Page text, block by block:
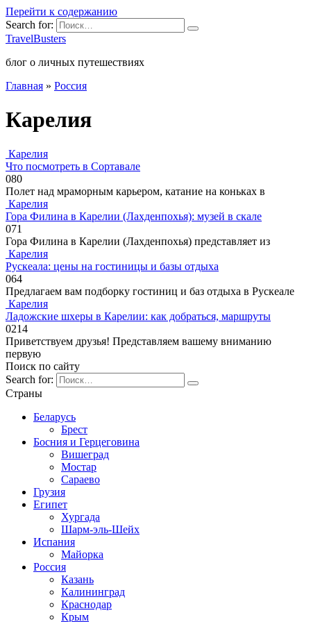
Перейти к содержанию
Search for:
TravelBusters
блог о личных путешествиях
Главная » Россия
Карелия
Карелия
Что посмотреть в Сортавале
080
Полет над мраморным карьером, катание на коньках в
Карелия
Гора Филина в Карелии (Лахденпохья): музей в скале
071
Гора Филина в Карелии (Лахденпохья) представляет из
Карелия
Рускеала: цены на гостиницы и базы отдыха
064
Предлагаем вам подборку гостиниц и баз отдыха в Рускеале
Карелия
Ладожские шхеры в Карелии: как добраться, маршруты
0214
Приветствуем друзья! Представляем вашему вниманию
первую
Поиск по сайту
Search for:
Страны
Беларусь
Брест
Босния и Герцеговина
Вишеград
Мостар
Сараево
Грузия
Египет
Хургада
Шарм-эль-Шейх
Испания
Майорка
Россия
Казань
Калининград
Краснодар
Крым